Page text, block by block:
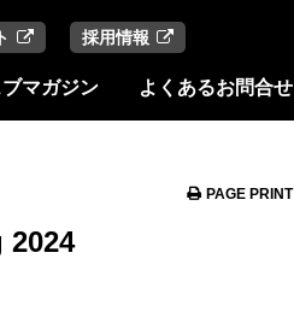
採用情報
ブマガジン よくあるお問合せ
PAGE PRINT
2024